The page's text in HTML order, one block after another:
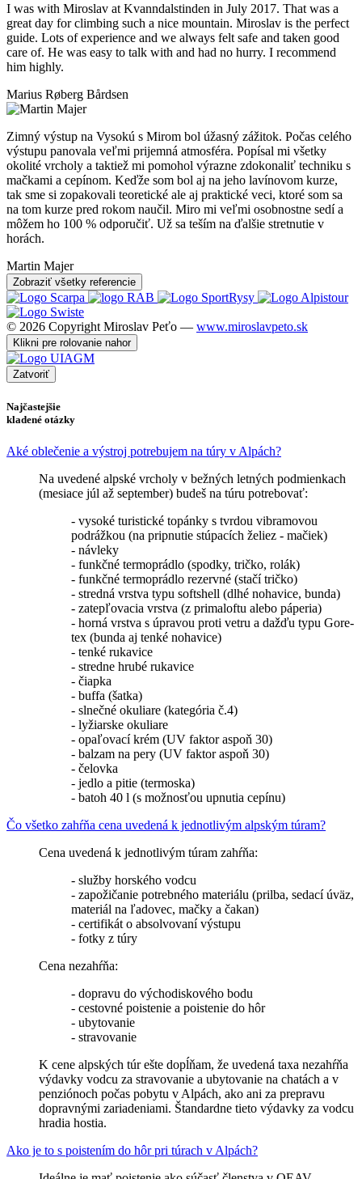
I was with Miroslav at Kvanndalstinden in July 2017. That was a
great day for climbing such a nice mountain. Miroslav is the perfect
guide. Lots of experience and we always felt safe and taken good
care of. He was easy to talk with and had no hurry. I recommend
him highly.
Marius Røberg Bårdsen
Zimný výstup na Vysokú s Mirom bol úžasný zážitok. Počas celého
výstupu panovala veľmi prijemná atmosféra. Popísal mi všetky
okolité vrcholy a taktiež mi pomohol výrazne zdokonaliť techniku s
mačkami a cepínom. Keďže som bol aj na jeho lavínovom kurze,
tak sme si zopakovali teoretické ale aj praktické veci, ktoré som sa
na tom kurze pred rokom naučil. Miro mi veľmi osobnostne sedí a
môžem ho 100 % odporučiť. Už sa teším na ďalšie stretnutie v
horách.
Martin Majer
Zobraziť všetky referencie
© 2026 Copyright Miroslav Peťo — www.miroslavpeto.sk
Klikni pre rolovanie nahor
Zatvoriť
Najčastejšie
kladené otázky
Aké oblečenie a výstroj potrebujem na túry v Alpách?
Na uvedené alpské vrcholy v bežných letných podmienkach
(mesiace júl až september) budeš na túru potrebovať:
- vysoké turistické topánky s tvrdou vibramovou
podrážkou (na pripnutie stúpacích želiez - mačiek)
- návleky
- funkčné termoprádlo (spodky, tričko, rolák)
- funkčné termoprádlo rezervné (stačí tričko)
- stredná vrstva typu softshell (dlhé nohavice, bunda)
- zatepľovacia vrstva (z primaloftu alebo páperia)
- horná vrstva s úpravou proti vetru a dažďu typu Gore-
tex (bunda aj tenké nohavice)
- tenké rukavice
- stredne hrubé rukavice
- čiapka
- buffa (šatka)
- slnečné okuliare (kategória č.4)
- lyžiarske okuliare
- opaľovací krém (UV faktor aspoň 30)
- balzam na pery (UV faktor aspoň 30)
- čelovka
- jedlo a pitie (termoska)
- batoh 40 l (s možnosťou upnutia cepínu)
Čo všetko zahŕňa cena uvedená k jednotlivým alpským túram?
Cena uvedená k jednotlivým túram zahŕňa:
- služby horského vodcu
- zapožičanie potrebného materiálu (prilba, sedací úväz,
materiál na ľadovec, mačky a čakan)
- certifikát o absolvovaní výstupu
- fotky z túry
Cena nezahŕňa:
- dopravu do východiskového bodu
- cestovné poistenie a poistenie do hôr
- ubytovanie
- stravovanie
K cene alpských túr ešte dopĺňam, že uvedená taxa nezahŕňa
výdavky vodcu za stravovanie a ubytovanie na chatách a v
penziónoch počas pobytu v Alpách, ako ani za prepravu
dopravnými zariadeniami. Štandardne tieto výdavky za vodcu
hradia hostia.
Ako je to s poistením do hôr pri túrach v Alpách?